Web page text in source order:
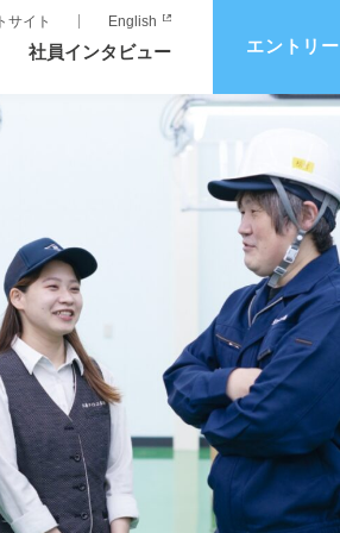
サイト English
社員インタビュー エントリー